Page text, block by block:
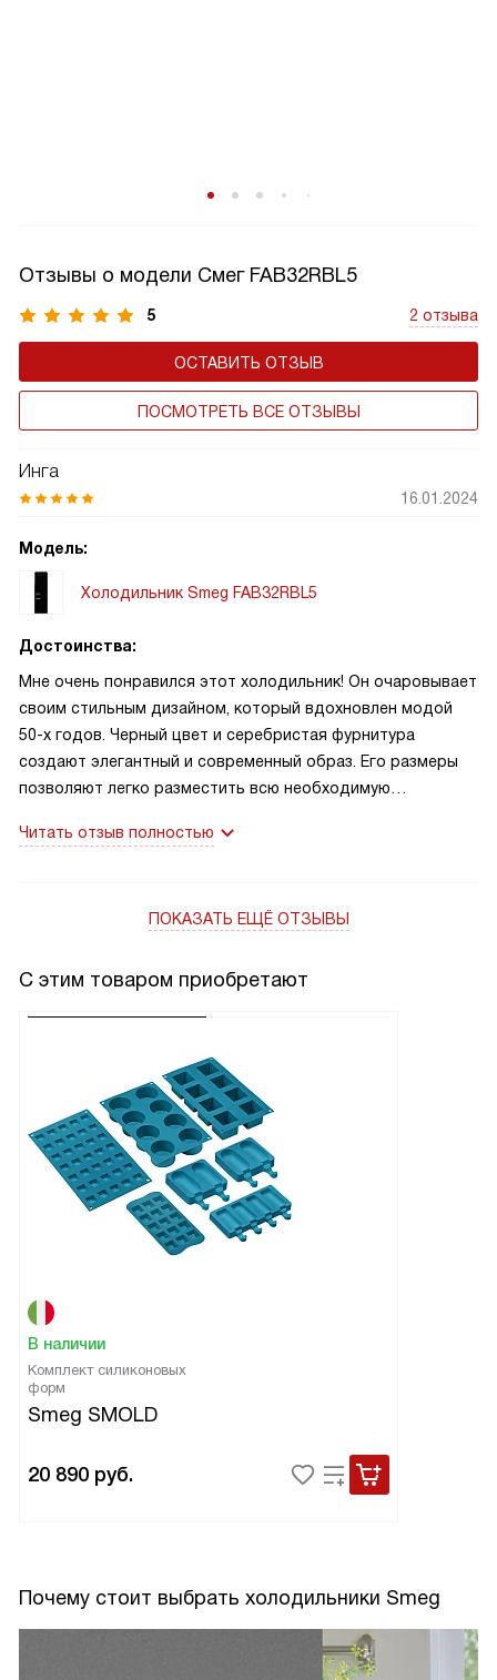
Отзывы о модели Смег FAB32RBL5
5 2 отзыва
ОСТАВИТЬ ОТЗЫВ
ПОСМОТРЕТЬ ВСЕ ОТЗЫВЫ
Инга
16.01.2024
Модель:
Холодильник Smeg FAB32RBL5
Достоинства:
Мне очень понравился этот холодильник! Он очаровывает
своим стильным дизайном, который вдохновлен модой
50-х годов. Черный цвет и серебристая фурнитура
создают элегантный и современный образ. Его размеры
позволяют легко разместить всю необходимую
впечатляет! Система NoFrost в обоих отделениях
Читать отзыв полностью
ПОКАЗАТЬ ЕЩЁ ОТЗЫВЫ
С этим товаром приобретают
В наличии
Комплект силиконовых
форм
Smeg SMOLD
20 890 руб.
Почему стоит выбрать холодильники Smeg